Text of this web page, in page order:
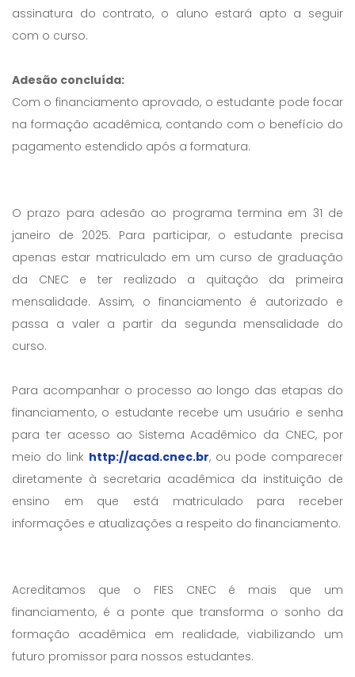
assinatura do contrato, o aluno estará apto a seguir
com o curso.
Adesão concluída:
Com o financiamento aprovado, o estudante pode focar
na formação acadêmica, contando com o benefício do
pagamento estendido após a formatura.
O prazo para adesão ao programa termina em 31 de
janeiro de 2025. Para participar, o estudante precisa
apenas estar matriculado em um curso de graduação
da CNEC e ter realizado a quitação da primeira
mensalidade. Assim, o financiamento é autorizado e
passa a valer a partir da segunda mensalidade do
curso.
Para acompanhar o processo ao longo das etapas do
financiamento, o estudante recebe um usuário e senha
para ter acesso ao Sistema Acadêmico da CNEC, por
meio do link http://acad.cnec.br, ou pode comparecer
diretamente à secretaria acadêmica da instituição de
ensino em que está matriculado para receber
informações e atualizações a respeito do financiamento.
Acreditamos que o FIES CNEC é mais que um
financiamento, é a ponte que transforma o sonho da
formação acadêmica em realidade, viabilizando um
futuro promissor para nossos estudantes.